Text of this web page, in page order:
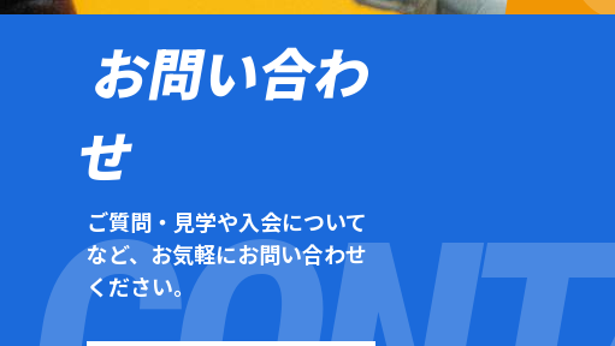
お問い合わ
せ
ご質問・見学や入会について
など、お気軽にお問い合わせ
ください。